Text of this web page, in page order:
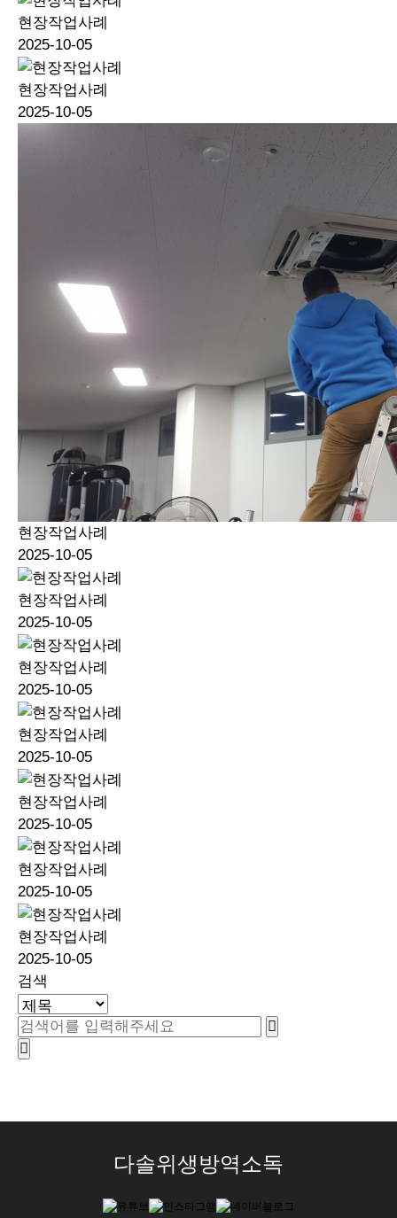
현장작업사례
2025-10-05
현장작업사례
2025-10-05
현장작업사례
2025-10-05
현장작업사례
2025-10-05
현장작업사례
2025-10-05
현장작업사례
2025-10-05
현장작업사례
2025-10-05
현장작업사례
2025-10-05
현장작업사례
2025-10-05
검색
다솔위생방역소독